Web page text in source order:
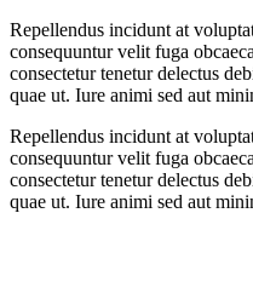
Repellendus incidunt at
consequuntur velit fuga
consectetur tenetur delectus
quae ut. Iure animi sed aut
Repellendus incidunt at
consequuntur velit fuga
consectetur tenetur delectus
quae ut. Iure animi sed aut